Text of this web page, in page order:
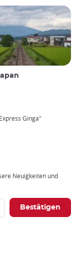
Ginga"
Neuigkeiten und